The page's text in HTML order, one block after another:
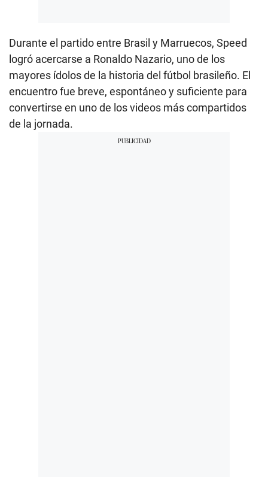
Durante el partido entre Brasil y Marruecos, Speed
logró acercarse a Ronaldo Nazario, uno de los
mayores ídolos de la historia del fútbol brasileño. El
encuentro fue breve, espontáneo y suficiente para
convertirse en uno de los videos más compartidos
de la jornada.